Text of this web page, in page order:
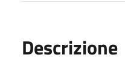
Descrizione